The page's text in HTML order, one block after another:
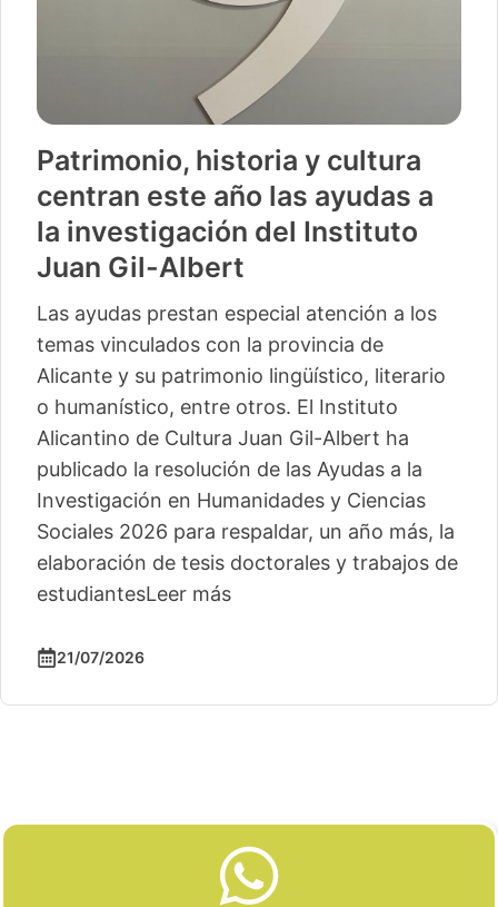
Patrimonio, historia y cultura
centran este año las ayudas a
la investigación del Instituto
Juan Gil-Albert
Las ayudas prestan especial atención a los
temas vinculados con la provincia de
Alicante y su patrimonio lingüístico, literario
o humanístico, entre otros. El Instituto
Alicantino de Cultura Juan Gil-Albert ha
publicado la resolución de las Ayudas a la
Investigación en Humanidades y Ciencias
Sociales 2026 para respaldar, un año más, la
elaboración de tesis doctorales y trabajos de
estudiantesLeer más
21/07/2026